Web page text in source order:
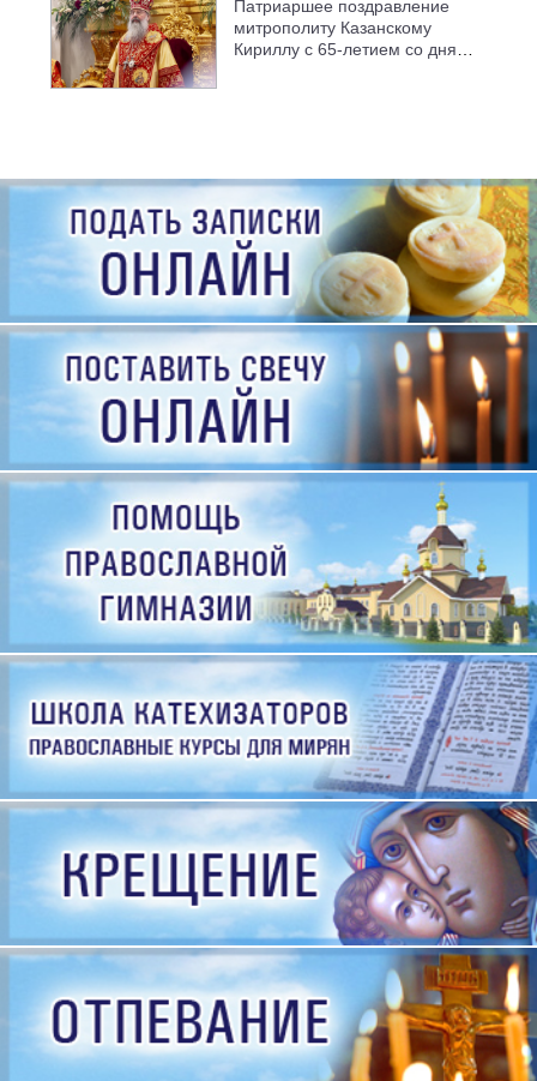
Патриаршее поздравление
митрополиту Казанскому
Кириллу с 65-летием со дня